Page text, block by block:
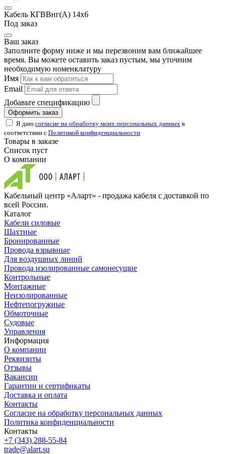
Кабель КГВВнг(А) 14х6
Под заказ
Ваш заказ
Заполните форму ниже и мы перезвоним вам ближайшее
время. Вы можете оставить заказ пустым, мы уточним
необходимую номенклатуру
Имя
Email
Добавьте спецификацию
Оформить заказ
Я даю согласие на обработку моих персональных данных в
соответствии с Политикой конфиденциальности
Товары в заказе
Список пуст
О компании
Кабельный центр «Аларт» - продажа кабеля с доставкой по
всей России.
Каталог
Кабели силовые
Шахтные
Бронированные
Провода взрывные
Для воздушных линий
Провода изолированные самонесущие
Контрольные
Монтажные
Неизолированные
Нефтепогружные
Обмоточные
Судовые
Управления
Информация
О компании
Реквизиты
Отзывы
Вакансии
Гарантии и сертификаты
Доставка и оплата
Контакты
Согласие на обработку персональных данных
Политика конфиденциальности
Контакты
+7 (343) 288-55-84
trade@alart.su